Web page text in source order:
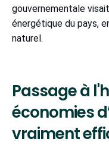
gouvernementale
énergétique du pays,
naturel.
Passage à
économies
vraiment